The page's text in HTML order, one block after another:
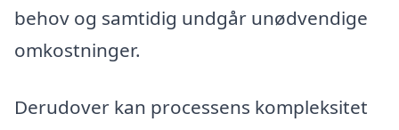
behov og samtidig undgår unødvendige
omkostninger.
Derudover kan processens kompleksitet